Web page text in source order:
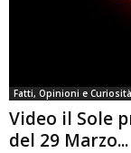
Fatti, Opinioni e Curiosità
Video il Sole
del 29 Marzo...